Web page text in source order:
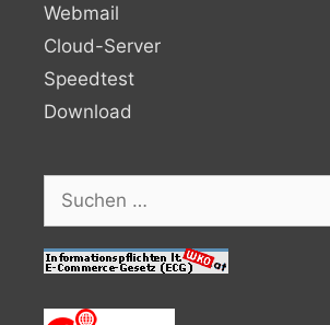
Webmail
Cloud-Server
Speedtest
Download
Suchen
nach: